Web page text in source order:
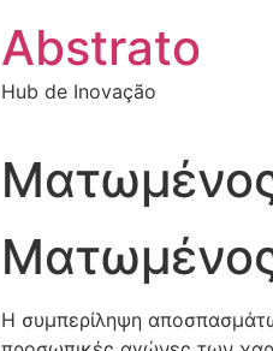
Abstrato
Hub de Inovação
Η συμπερίληψη